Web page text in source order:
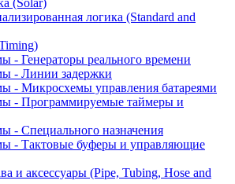
(Solar)
логика (Standard and
- Генераторы реального времени
- Линии задержки
- Микросхемы управления батареями
- Программируемые таймеры и
- Специального назначения
- Тактовые буферы и управляющие
и аксессуары (Pipe, Tubing, Hose and